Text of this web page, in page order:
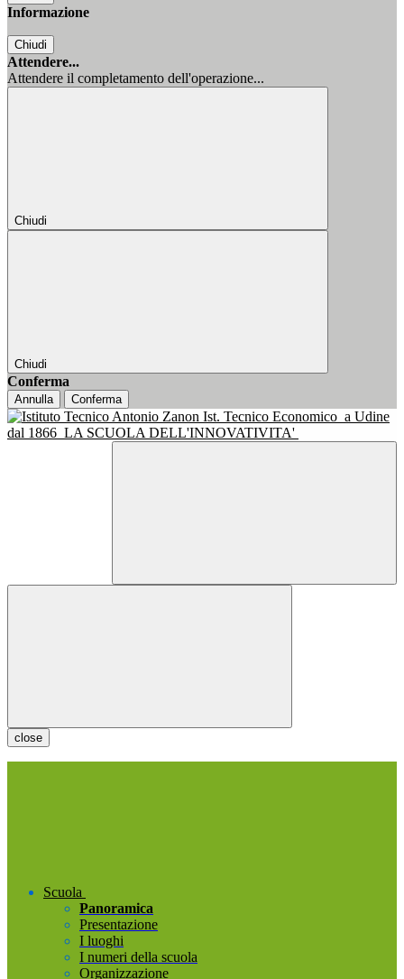
Informazione
Chiudi
Attendere...
Attendere il completamento dell'operazione...
Chiudi
Chiudi
Conferma
Annulla Conferma
Ist. Tecnico Economico a Udine
dal 1866 LA SCUOLA DELL'INNOVATIVITA'
close
Scuola
Panoramica
Presentazione
I luoghi
I numeri della scuola
Organizzazione